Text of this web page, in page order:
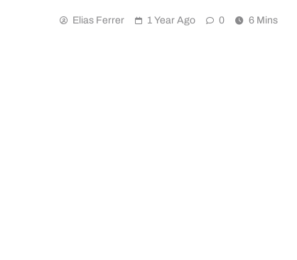
Elias Ferrer 1 Year Ago 0 6 Mins